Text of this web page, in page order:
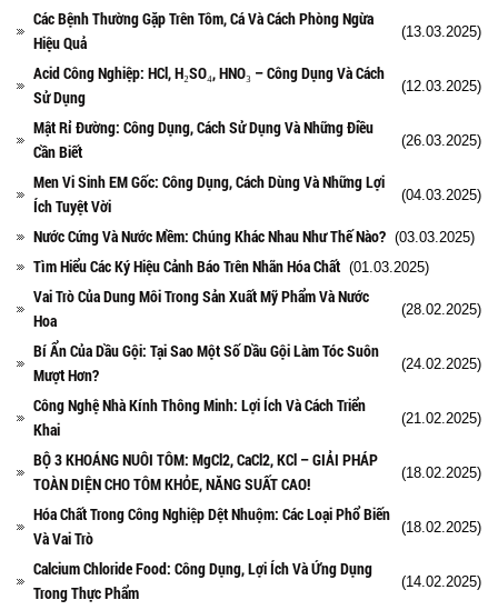
Các Bệnh Thường Gặp Trên Tôm, Cá Và Cách Phòng Ngừa
Hiệu Quả
(13.03.2025)
Acid Công Nghiệp: HCl, H₂SO₄, HNO₃ – Công Dụng Và Cách
Sử Dụng
(12.03.2025)
Mật Rỉ Đường: Công Dụng, Cách Sử Dụng Và Những Điều
Cần Biết
(26.03.2025)
Men Vi Sinh EM Gốc: Công Dụng, Cách Dùng Và Những Lợi
Ích Tuyệt Vời
(04.03.2025)
Nước Cứng Và Nước Mềm: Chúng Khác Nhau Như Thế Nào? (03.03.2025)
Tìm Hiểu Các Ký Hiệu Cảnh Báo Trên Nhãn Hóa Chất (01.03.2025)
Vai Trò Của Dung Môi Trong Sản Xuất Mỹ Phẩm Và Nước
Hoa
(28.02.2025)
Bí Ẩn Của Dầu Gội: Tại Sao Một Số Dầu Gội Làm Tóc Suôn
Mượt Hơn?
(24.02.2025)
Công Nghệ Nhà Kính Thông Minh: Lợi Ích Và Cách Triển
Khai
(21.02.2025)
BỘ 3 KHOÁNG NUÔI TÔM: MgCl2, CaCl2, KCl – GIẢI PHÁP
TOÀN DIỆN CHO TÔM KHỎE, NĂNG SUẤT CAO!
(18.02.2025)
Hóa Chất Trong Công Nghiệp Dệt Nhuộm: Các Loại Phổ Biến
Và Vai Trò
(18.02.2025)
Calcium Chloride Food: Công Dụng, Lợi Ích Và Ứng Dụng
Trong Thực Phẩm
(14.02.2025)